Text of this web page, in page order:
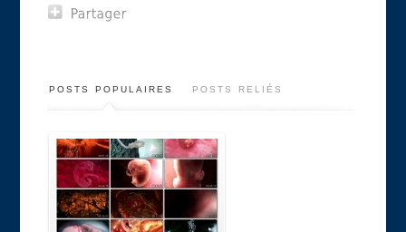
POSTS POPULAIRES POSTS RELIÉS